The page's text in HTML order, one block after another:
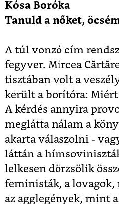
Kósa Boróka
Tanuld a nőket,
A túl vonzó cím
fegyver. Mircea
tisztában volt a
került a borítóra: Miért
A kérdés annyira
meglátta nálam a
akarta válaszolni -
láttán a
lelkesen dörzsölik
feministák, a lovagok,
az agglegények, mint